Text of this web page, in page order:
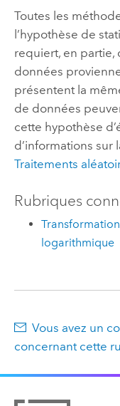
Toutes les
l’hypothèse de
requiert, en partie,
données
présentent la
de données
cette hypothèse
d’informations sur
Traitements
Rubriques
logarithmique
Vous avez un
concernant cette